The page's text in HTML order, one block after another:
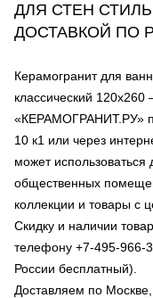
ДЛЯ СТЕН
ДОСТАВКОЙ ПО
Керамогранит для
классический 120х260
«КЕРАМОГРАНИТ.РУ»
10 к1 или через
может
общественных
коллекции и товары с
Скидку и наличии
телефону +7-495-966-
России бесплатный).
Доставляем по